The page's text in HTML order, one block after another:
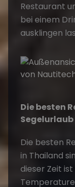
Restaurant
bei einem
ausklingen
Die besten
Die besten
in Thailand
dieser Zeit